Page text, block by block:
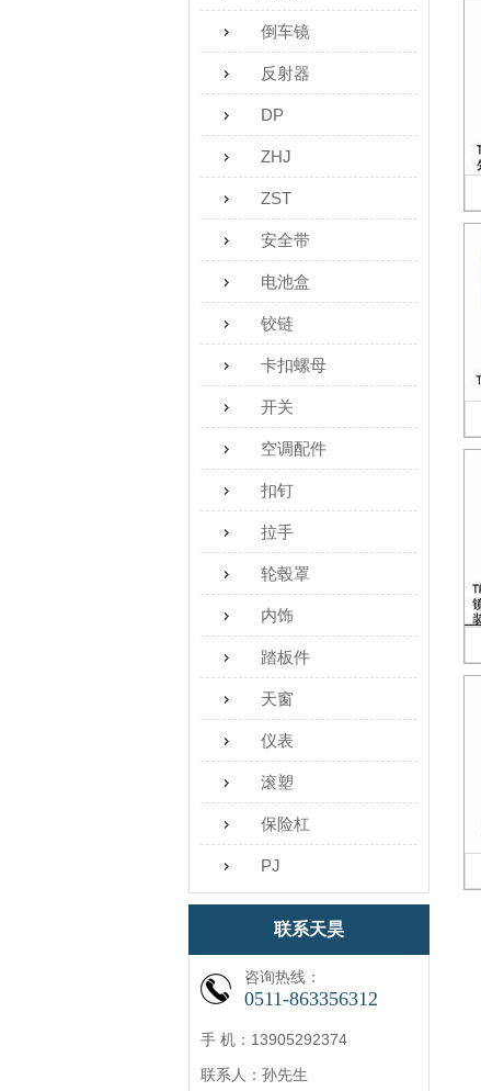
倒车镜
反射器
DP
ZHJ
ZST
安全带
电池盒
铰链
卡扣螺母
开关
空调配件
扣钉
拉手
轮毂罩
内饰
踏板件
天窗
仪表
滚塑
保险杠
PJ
联系天昊
咨询热线：
0511-863356312
手 机：13905292374
联系人：孙先生